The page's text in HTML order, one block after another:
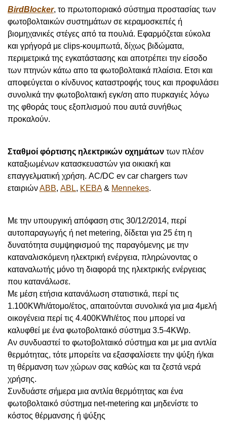
BirdBlocker, το πρωτοποριακό σύστημα προστασίας των
φωτοβολταικών συστημάτων σε κεραμοσκεπές ή
βιομηχανικές στέγες από τα πουλιά. Εφαρμόζεται εύκολα
και γρήγορά με clips-κουμπωτά, δίχως βιδώματα,
περιμετρικά της εγκατάστασης και αποτρέπει την είσοδο
των πτηνών κάτω απο τα φωτοβολταικά πλαίσια. Ετσι και
αποφεύγεται ο κίνδυνος καταστροφής τους και προφυλάσει
συνολικά την φωτοβολταική εγκ/ση απο πυρκαγιές λόγω
της φθοράς τους εξοπλισμού που αυτά συνήθως
προκαλούν.
Σταθμοί φόρτισης ηλεκτρικών οχημάτων των πλέον
καταξιωμένων κατασκευαστών για οικιακή και
επαγγελματική χρήση. AC/DC ev car chargers των
εταιριώνΑΒΒ, ABL, KEBA& Mennekes.
Με την υπουργική απόφαση στις 30/12/2014, περί
αυτοπαραγωγής ή net metering, δίδεται για 25 έτη η
δυνατότητα συμψηφισμού της παραγόμενης με την
καταναλισκόμενη ηλεκτρική ενέργεια, πληρώνοντας ο
καταναλωτής μόνο τη διαφορά της ηλεκτρικής ενέργειας
που κατανάλωσε.
Με μέση ετήσια κατανάλωση στατιστικά, περί τις
1.100KWh/άτομο/έτος, απαιτούνται συνολικά για μια 4μελή
οικογένεια περί τις 4.400KWh/έτος που μπορεί να
καλυφθεί με ένα φωτοβολταικό σύστημα 3.5-4KWp.
Αν συνδυαστεί το φωτοβολταικό σύστημα και με μια αντλία
θερμότητας, τότε μπορείτε να εξασφαλίσετε την ψύξη ή/και
τη θέρμανση των χώρων σας καθώς και τα ζεστά νερά
χρήσης.
Συνδυάστε σήμερα μια αντλία θερμότητας και ένα
φωτοβολταικό σύστημα net-metering και μηδενίστε το
κόστος θέρμανσης ή ψύξης